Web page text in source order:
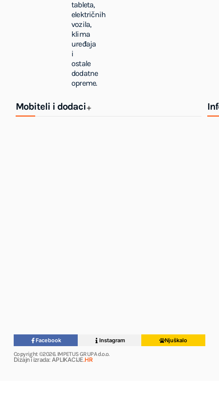
tableta,
električnih
vozila,
klima
uređaja
i
ostale
dodatne
opreme.
Facebook Instagram
Njuškalo
Copyright ©2026. IMPETUS GRUPA d.o.o.
Dizajn i izrada: APLIKACIJE.HR
Mobiteli i dodaci+